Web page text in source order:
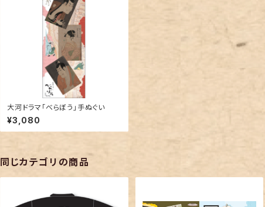
大河ドラマ「べらぼう」手ぬぐい
¥3,080
同じカテゴリの商品